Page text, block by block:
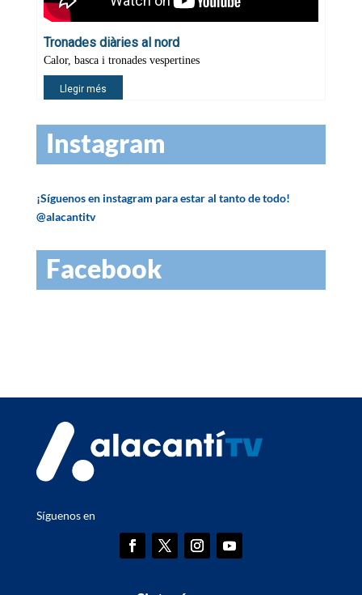
Instagram
¡Síguenos en instagram para estar al tanto de todo!
@alacantitv
Facebook
Síguenos en